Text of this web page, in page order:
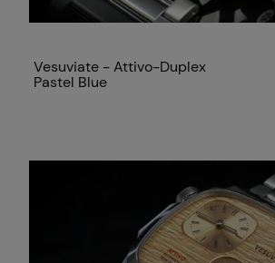
Vesuviate - Attivo-Duplex
Pastel Blue